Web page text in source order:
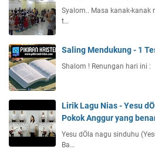
Syalom.. Masa kanak-
t…
Saling Mendukung - 1
Shalom ! Renungan hari ini
Lirik Lagu Nias - Yesu
Pokok Anggur yang
Yesu dÖla nagu sinduhu
Ba…